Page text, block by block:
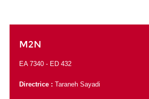
M2N
EA 7340 - ED 432
Directrice : Taraneh Sayadi